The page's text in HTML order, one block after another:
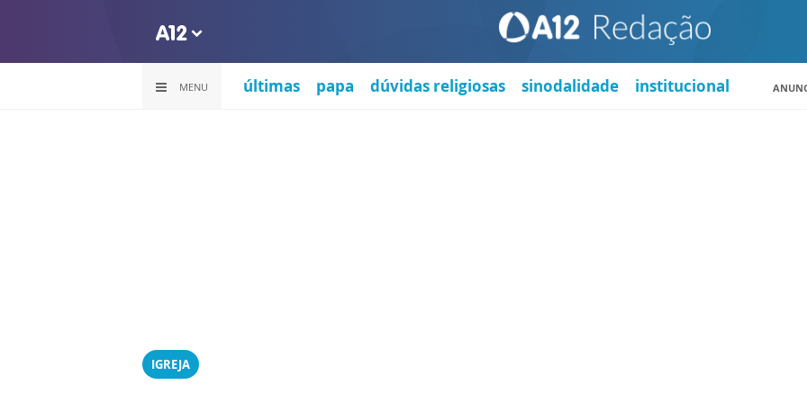
MENU últimas papa dúvidas religiosas sinodalidade institucional
IGREJA